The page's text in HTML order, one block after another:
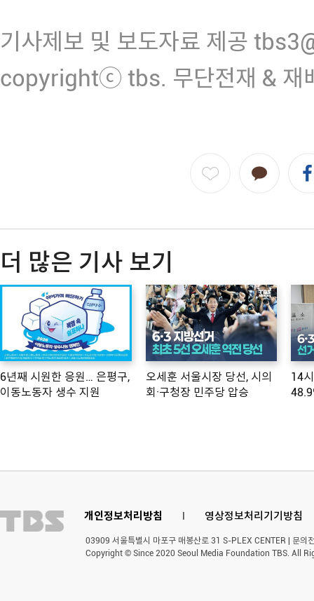
기사제보 및 보도자료 제공
copyrightⓒ tbs. 무단전재 & 재
더 많은 기사 보기
6년째 시원한 응원… 은평구,
이동노동자 생수 지원
오세훈 서울시장 당선, 시의
회·구청장 민주당 압승
14
개인정보처리방침 l 영상정보처리기기방침
03909 서울특별시 마포구 매봉산로 31 S-PLEX CENTER | 문
Copyright © Since 2020 Seoul Media Foundation TBS. All